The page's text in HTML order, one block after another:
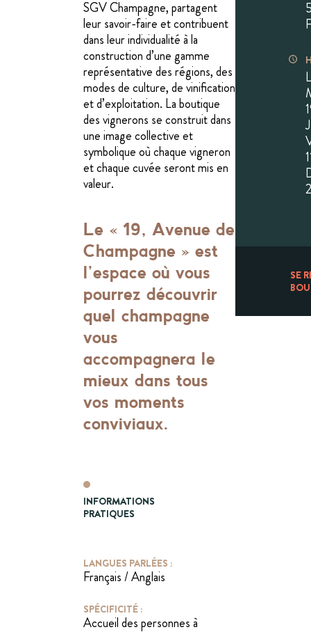
SGV Champagne, partagent
leur savoir-faire et contribuent
dans leur individualité à la
construction d’une gamme
représentative des régions, des
modes de culture, de vinification
et d’exploitation. La boutique
des vignerons se construit dans
une image collective et
symbolique où chaque vigneron
et chaque cuvée seront mis en
valeur.
Le « 19, Avenue de
Champagne » est
l’espace où vous
pourrez découvrir
quel champagne
vous
accompagnera le
mieux dans tous
vos moments
conviviaux.
INFORMATIONS
PRATIQUES
LANGUES PARLÉES :
Français / Anglais
SPÉCIFICITÉ :
Accueil des personnes à
SE